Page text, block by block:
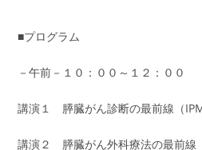
■プログラム
－午前－１０：００～１２：００
講演１ 膵臓がん診断の最前線（
講演２ 膵臓がん外科療法の最前線